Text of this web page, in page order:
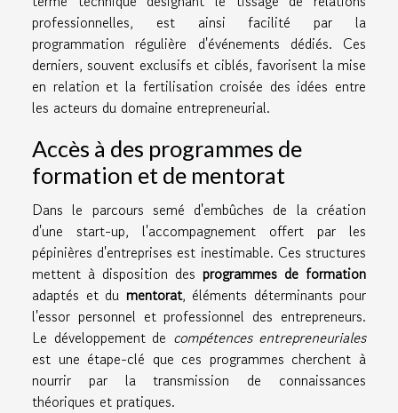
professionnelles, est ainsi facilité par la
programmation régulière d'événements dédiés. Ces
derniers, souvent exclusifs et ciblés, favorisent la mise
en relation et la fertilisation croisée des idées entre
les acteurs du domaine entrepreneurial.
Accès à des programmes de
formation et de mentorat
Dans le parcours semé d'embûches de la création
d'une start-up, l'accompagnement offert par les
pépinières d'entreprises est inestimable. Ces structures
mettent à disposition des programmes de formation
adaptés et du mentorat, éléments déterminants pour
l'essor personnel et professionnel des entrepreneurs.
Le développement de compétences entrepreneuriales
est une étape-clé que ces programmes cherchent à
nourrir par la transmission de connaissances
théoriques et pratiques.